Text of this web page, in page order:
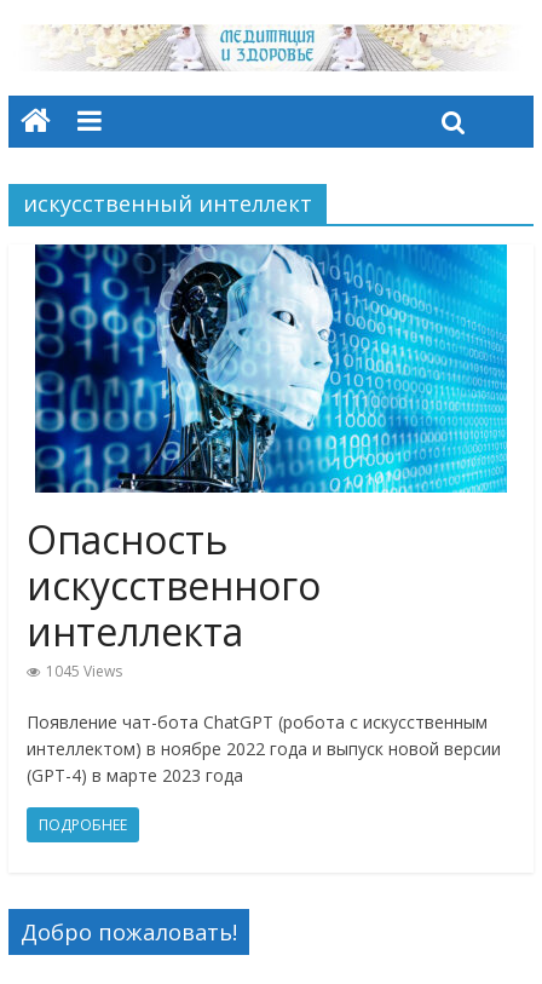
искусственный интеллект
Опасность
искусственного
интеллекта
1045 Views
Появление чат-бота ChatGPT (робота с искусственным
интеллектом) в ноябре 2022 года и выпуск новой версии
(GPT-4) в марте 2023 года
ПОДРОБНЕЕ
Добро пожаловать!